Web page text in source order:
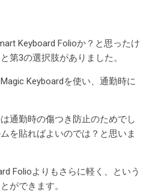
Keyboard Folioか？と思ったけ
第3の選択肢がありました。
Keyboardを使い、通勤時に
通勤時の傷つき防止のためでし
を貼ればよいのでは？と思いま
Folioよりもさらに軽く、という
ができます。